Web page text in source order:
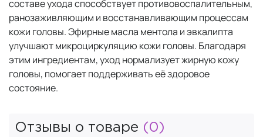
составе ухода способствует противовоспалительным,
ранозаживляющим и восстанавливающим процессам
кожи головы. Эфирные масла ментола и эвкалипта
улучшают микроциркуляцию кожи головы. Благодаря
этим ингредиентам, уход нормализует жирную кожу
головы, помогает поддерживать её здоровое
состояние.
Отзывы о товаре (0)